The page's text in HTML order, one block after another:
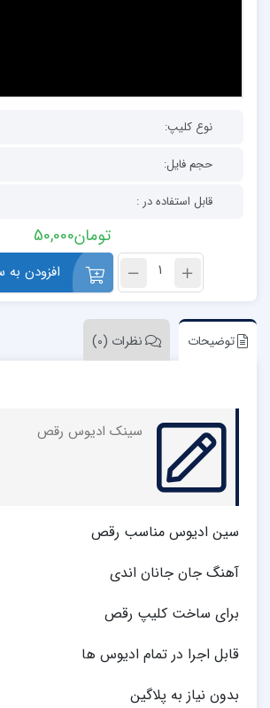
نوع کلیپ:
حجم فایل:
قابل استفاده در :
تومان50,000
افزودن به
توضیحات نظرات (0)
سینک ادیوس رقص
سین ادیوس مناسب رقص
آهنگ جان جانان اندی
برای ساخت کلیپ رقص
قابل اجرا در تمام ادیوس ها
بدون نیاز به پلاگین